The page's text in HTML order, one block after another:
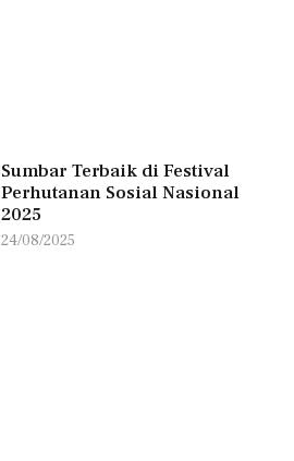
Sumbar Terbaik di Festival
Perhutanan Sosial Nasional
2025
24/08/2025